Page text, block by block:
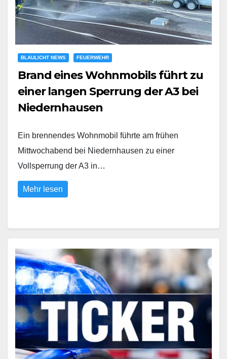
BLAULICHT NEWS FEUERWEHR
Brand eines Wohnmobils führt zu
einer langen Sperrung der A3 bei
Niedernhausen
Ein brennendes Wohnmobil führte am frühen
Mittwochabend bei Niedernhausen zu einer
Vollsperrung der A3 in…
Mehr lesen